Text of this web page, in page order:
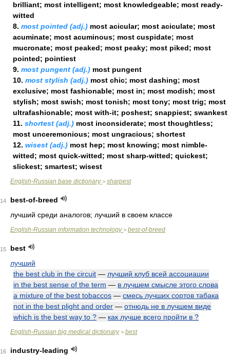
brilliant; most intelligent; most knowledgeable; most ready-
witted
8. most pointed (adj.) most acicular; most aciculate; most
acuminate; most acuminous; most cuspidate; most
mucronate; most peaked; most peaky; most piked; most
pointed; pointiest
9. most pungent (adj.) most pungent
10. most stylish (adj.) most chic; most dashing; most
exclusive; most fashionable; most in; most modish; most
stylish; most swish; most tonish; most tony; most trig; most
ultrafashionable; most with-it; poshest; snappiest; swankest
11. shortest (adj.) most inconsiderate; most thoughtless;
most unceremonious; most ungracious; shortest
12. wisest (adj.) most hep; most knowing; most nimble-
witted; most quick-witted; most sharp-witted; quickest;
slickest; smartest; wisest
English-Russian base dictionary> sharpest
14
best-of-breed
лучший среди аналогов; лучший в своем классе
English-Russian information technology> best-of-breed
15
best
лучший
the best club in the circuit — лучший клуб всей ассоциации
in the best sense of the term — в лучшем смысле этого слова
a mixture of the best tobaccos — смесь лучших сортов табака
not in the best plight and order — отнюдь не в лучшем виде
which is the best way to ? — как лучше всего пройти в ?
English-Russian big medical dictionary> best
16
industry-leading